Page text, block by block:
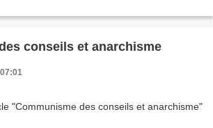
conseils et anarchisme